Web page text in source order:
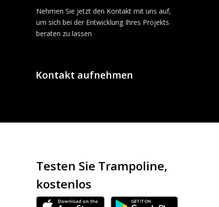
Nehmen Sie jetzt den Kontakt mit uns auf,
um sich bei der Entwicklung Ihres Projekts
beraten zu lassen
Kontakt aufnehmen
Testen Sie Trampoline,
kostenlos